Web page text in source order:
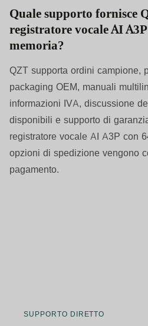
Quale supporto fornisce
registratore vocale AI
memoria?
QZT supporta ordini campione,
packaging OEM, manuali
informazioni IVA, discussione
disponibili e supporto di
registratore vocale AI A3P con
opzioni di spedizione vengono
pagamento.
SUPPORTO DIRETTO